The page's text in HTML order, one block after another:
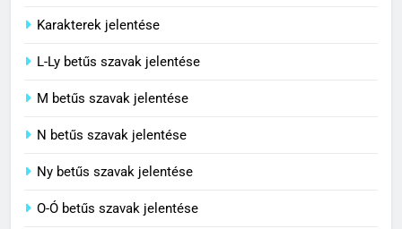
C BETŰS SZAVAK JELENTÉSE
Karakterek jelentése
L-Ly betűs szavak jelentése
M betűs szavak jelentése
N betűs szavak jelentése
Ny betűs szavak jelentése
O-Ó betűs szavak jelentése